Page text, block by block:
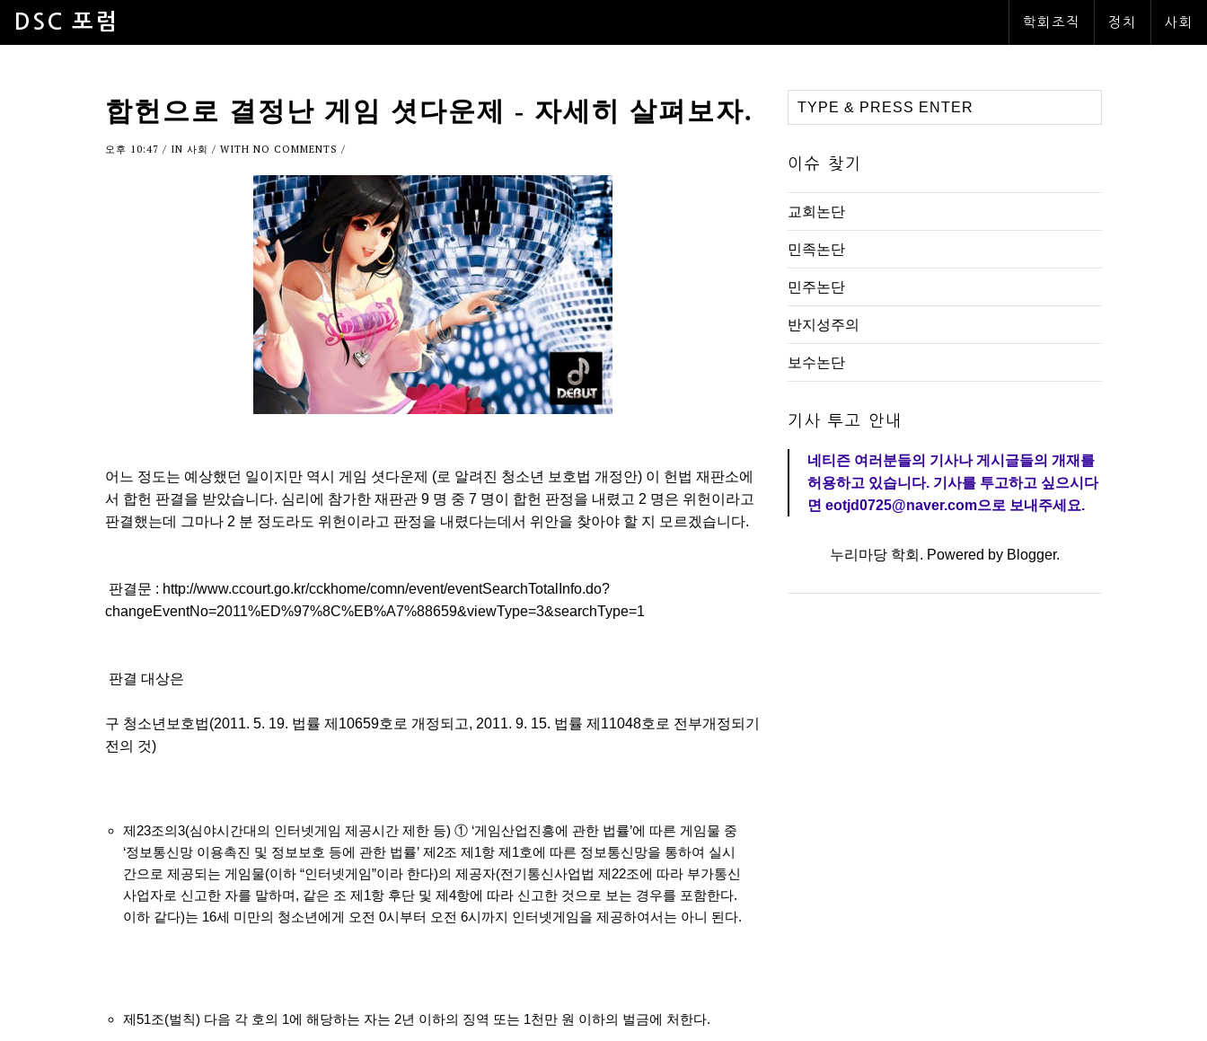
DSC 포럼 학회조직 정치 사회
합헌으로 결정난 게임 셧다운제 - 자세히 살펴보자.
오후 10:47 / IN 사회 / WITH NO COMMENTS /
어느 정도는 예상했던 일이지만 역시 게임 셧다운제 (로 알려진 청소년 보호법 개정안) 이 헌법 재판소에
서 합헌 판결을 받았습니다. 심리에 참가한 재판관 9 명 중 7 명이 합헌 판정을 내렸고 2 명은 위헌이라고
판결했는데 그마나 2 분 정도라도 위헌이라고 판정을 내렸다는데서 위안을 찾아야 할 지 모르겠습니다.
판결문 : http://www.ccourt.go.kr/cckhome/comn/event/eventSearchTotalInfo.do?
changeEventNo=2011%ED%97%8C%EB%A7%88659&viewType=3&searchType=1
판결 대상은
구 청소년보호법(2011. 5. 19. 법률 제10659호로 개정되고, 2011. 9. 15. 법률 제11048호로 전부개정되기
전의 것)
제23조의3(심야시간대의 인터넷게임 제공시간 제한 등) ① ‘게임산업진흥에 관한 법률’에 따른 게임물 중
‘정보통신망 이용촉진 및 정보보호 등에 관한 법률’ 제2조 제1항 제1호에 따른 정보통신망을 통하여 실시
간으로 제공되는 게임물(이하 “인터넷게임”이라 한다)의 제공자(전기통신사업법 제22조에 따라 부가통신
사업자로 신고한 자를 말하며, 같은 조 제1항 후단 및 제4항에 따라 신고한 것으로 보는 경우를 포함한다.
이하 같다)는 16세 미만의 청소년에게 오전 0시부터 오전 6시까지 인터넷게임을 제공하여서는 아니 된다.
제51조(벌칙) 다음 각 호의 1에 해당하는 자는 2년 이하의 징역 또는 1천만 원 이하의 벌금에 처한다.
이슈 찾기
교회논단
민족논단
민주논단
반지성주의
보수논단
기사 투고 안내
네티즌 여러분들의 기사나 게시글들의 개재를
허용하고 있습니다. 기사를 투고하고 싶으시다
면 eotjd0725@naver.com으로 보내주세요.
누리마당 학회. Powered by Blogger.